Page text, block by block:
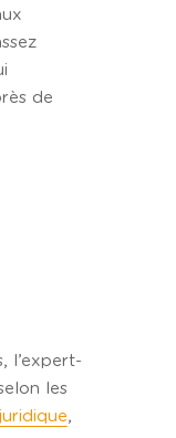
de
l’expert-
les
,